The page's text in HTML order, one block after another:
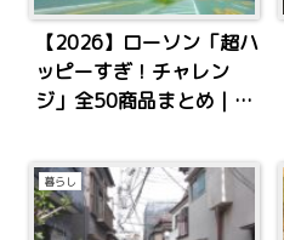
【2026】ローソン「超ハ
ッピーすぎ！チャレン
ジ」全50商品まとめ｜盛
日一覧
暮らし